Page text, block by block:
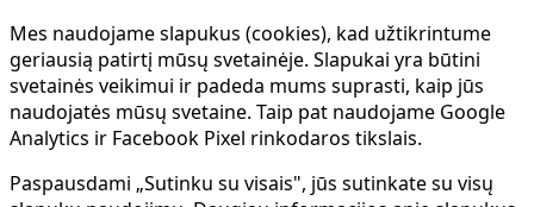
Mes naudojame slapukus (cookies), kad užtikrintume
geriausią patirtį mūsų svetainėje. Slapukai yra būtini
svetainės veikimui ir padeda mums suprasti, kaip jūs
naudojatės mūsų svetaine. Taip pat naudojame Google
Analytics ir Facebook Pixel rinkodaros tikslais.
Paspausdami „Sutinku su visais", jūs sutinkate su visų